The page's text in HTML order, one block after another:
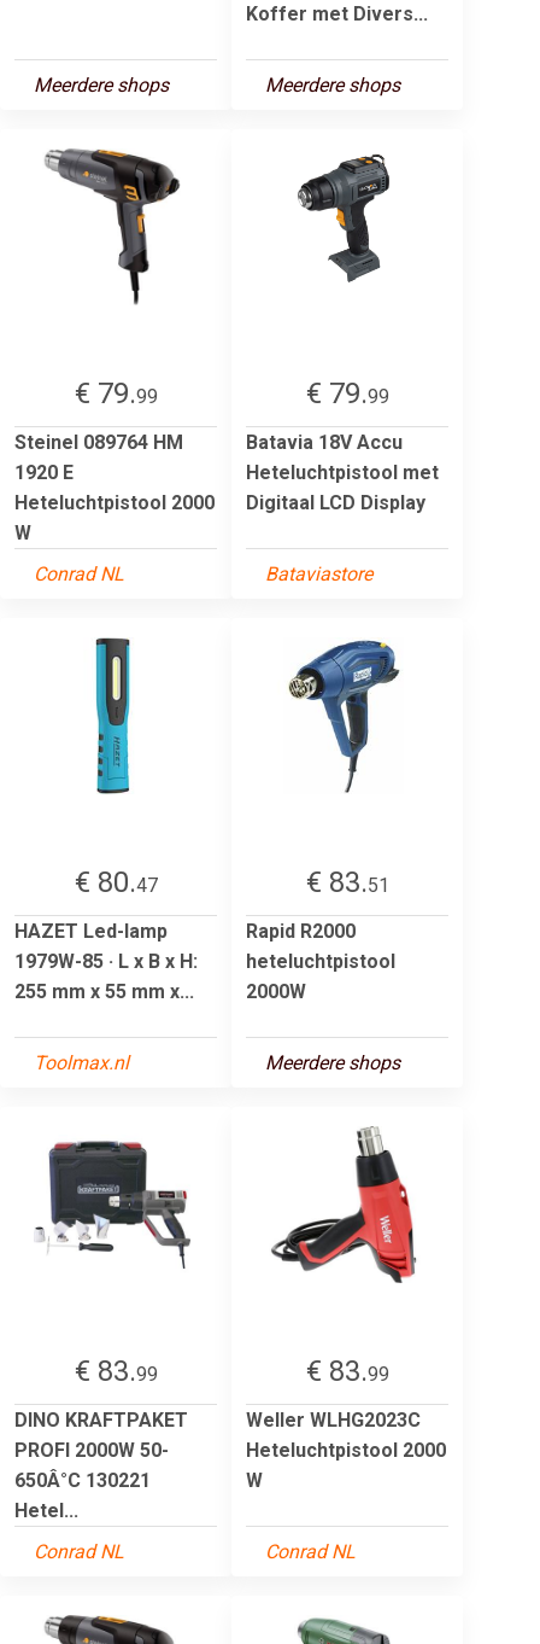
Meerdere shops
Koffer met Divers...
Meerdere shops
€ 79.99
Steinel 089764 HM
1920 E
Heteluchtpistool 2000
W
Conrad NL
€ 79.99
Batavia 18V Accu
Heteluchtpistool met
Digitaal LCD Display
Bataviastore
€ 80.47
HAZET Led-lamp
1979W-85 · L x B x H:
255 mm x 55 mm x...
Toolmax.nl
€ 83.51
Rapid R2000
heteluchtpistool
2000W
Meerdere shops
€ 83.99
DINO KRAFTPAKET
PROFI 2000W 50-
650Â°C 130221
Hetel...
Conrad NL
€ 83.99
Weller WLHG2023C
Heteluchtpistool 2000
W
Conrad NL